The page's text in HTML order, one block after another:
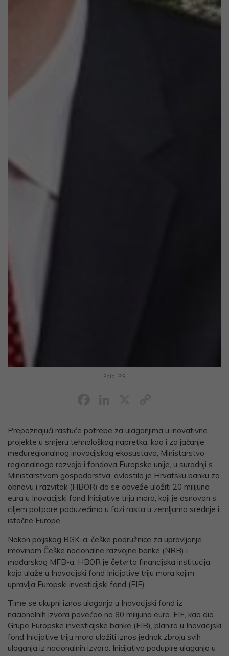
Foto: PR
Prepoznajući rastuće potrebe za ulaganjima u inovativne
projekte u smjeru tehnološkog napretka, kao i za jačanje
međuregionalnog inovacijskog ekosustava, Ministarstvo
regionalnoga razvoja i fondova Europske unije, u suradnji s
Ministarstvom gospodarstva, ovlastilo je Hrvatsku banku za
obnovu i razvitak (HBOR) da se obveže uložiti 20 milijuna
eura u Inovacijski fond Inicijative triju mora, koji je osnovan s
ciljem potpore poduzećima u fazi rasta u zemljama srednje i
istočne Europe.
Nakon poljskog BGK-a, češke podružnice za upravljanje
imovinom Češke nacionalne razvojne banke (NRB) i
mađarskog MFB-a, HBOR je četvrta financijska institucija
koja ulaže u Inovacijski fond Inicijative triju mora kojim
upravlja Europski investicijski fond (EIF).
Time se ukupni iznos ulaganja u Inovacijski fond iz
nacionalnih izvora povećao na 80 milijuna eura. EIF, kao dio
Grupe Europske investicijske banke (EIB), planira u Inovacijski
fond Inicijative triju mora uložiti iznos jednak zbroju svih
ulaganja iz nacionalnih izvora. Inicijativa podupire ulaganja u